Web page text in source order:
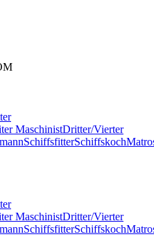
MaschinistDritter/Vierter
SchiffsfitterSchiffskoch
MaschinistDritter/Vierter
SchiffsfitterSchiffskoch